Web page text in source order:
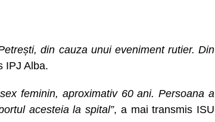
din cauza unui eveniment rutier. Din
IPJ Alba.
feminin, aproximativ 60 ani. Persoana a
acesteia la spital”, a mai transmis ISU